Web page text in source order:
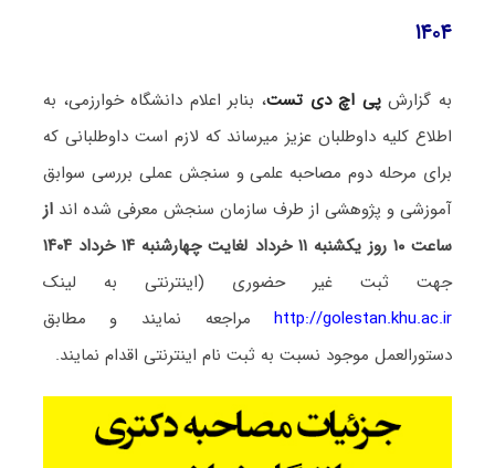
۱۴۰۴
به گزارش پی اچ دی تست، بنابر اعلام دانشگاه خوارزمی، به
اطلاع کلیه داوطلبان عزیز میرساند که لازم است داوطلبانی که
برای مرحله دوم مصاحبه علمی و سنجش عملی بررسی سوابق
آموزشی و پژوهشی از طرف سازمان سنجش معرفی شده انداز
ساعت ۱۰ روز یکشنبه ۱۱ خرداد لغایت چهارشنبه ۱۴ خرداد ۱۴۰۴
جهت ثبت غیر حضوری (اینترنتی به لینک
http://golestan.khu.ac.irمراجعه نمایند و مطابق
دستورالعمل موجود نسبت به ثبت نام اینترنتی اقدام نمایند.